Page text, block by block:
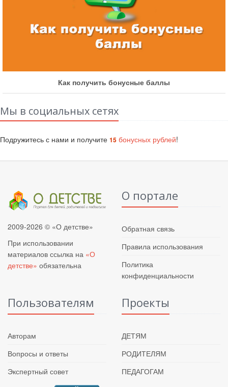
Как получить бонусные баллы
Мы в социальных сетях
Подружитесь с нами и получите 15 бонусных рублей!
2009-2026 © «О детстве»
При использовании
материалов ссылка на «О
детстве» обязательна
О портале
Обратная связь
Правила использования
Политика
конфиденциальности
Пользователям
Авторам
Вопросы и ответы
Экспертный совет
Проекты
ДЕТЯМ
РОДИТЕЛЯМ
ПЕДАГОГАМ